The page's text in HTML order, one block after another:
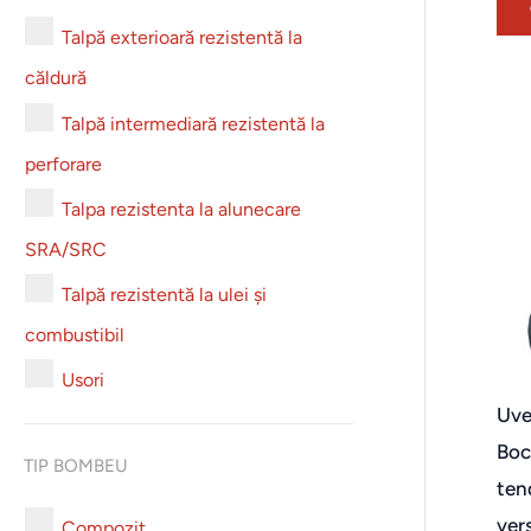
Talpă exterioară rezistentă la
căldură
Talpă intermediară rezistentă la
perforare
Talpa rezistenta la alunecare
SRA/SRC
Talpă rezistentă la ulei și
combustibil
Usori
TIP BOMBEU